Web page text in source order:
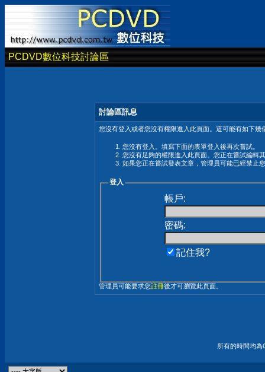
PCDVD數位科技討論區
討論區訊息
您沒有登入或者您沒有權限進入此頁面。這可能有如下幾
您沒有登入。填寫下面的表單登入後再次嘗試。
您沒有足夠的權限進入此頁面。您正在嘗試編輯
如果您正在嘗試發表文章，管理員可能已經禁止
登入
帳戶:
密碼:
記住我?
管理員可能要求您註冊後才可瀏覽此頁面。
所有的時間均為